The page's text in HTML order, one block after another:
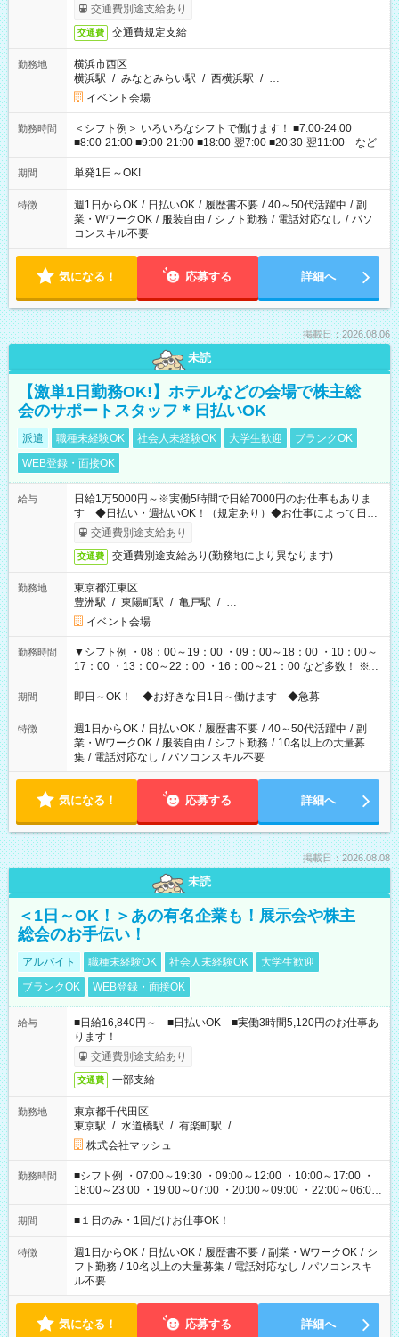
交通費別途支給あり
交通費 交通費規定支給
勤務地
横浜市西区
横浜駅 / みなとみらい駅 / 西横浜駅 / …
イベント会場
勤務時間
＜シフト例＞ いろいろなシフトで働けます！ ■7:00-24:00
■8:00-21:00 ■9:00-21:00 ■18:00-翌7:00 ■20:30-翌11:00 など
期間 単発1日～OK!
特徴 週1日からOK / 日払いOK / 履歴書不要 / 40～50代活躍中 / 副
業・WワークOK / 服装自由 / シフト勤務 / 電話対応なし / パソ
コンスキル不要
気になる！ 応募する 詳細へ
掲載日：2026.08.06
未読
【激単1日勤務OK!】ホテルなどの会場で株主総
会のサポートスタッフ＊日払いOK
派遣 職種未経験OK 社会人未経験OK 大学生歓迎
ブランクOK
WEB登録・面接OK
給与
日給1万5000円～※実働5時間で日給7000円のお仕事もありま
す ◆日払い・週払いOK！（規定あり）◆お仕事によって日給
も異なります
交通費別途支給あり
交通費 交通費別途支給あり(勤務地により異なります)
勤務地
東京都江東区
豊洲駅 / 東陽町駅 / 亀戸駅 / …
イベント会場
勤務時間
▼シフト例 ・08：00～19：00 ・09：00～18：00 ・10：00～
17：00 ・13：00～22：00 ・16：00～21：00 など多数！ ※お
仕事により勤務時間が異なります
期間 即日～OK！ ◆お好きな日1日～働けます ◆急募
特徴 週1日からOK / 日払いOK / 履歴書不要 / 40～50代活躍中 / 副
業・WワークOK / 服装自由 / シフト勤務 / 10名以上の大量募
集 / 電話対応なし / パソコンスキル不要
気になる！ 応募する 詳細へ
掲載日：2026.08.08
未読
＜1日～OK！＞あの有名企業も！展示会や株主
総会のお手伝い！
アルバイト 職種未経験OK 社会人未経験OK
大学生歓迎
ブランクOK
WEB登録・面接OK
給与
■日給16,840円～ ■日払いOK ■実働3時間5,120円のお仕事あ
ります！
交通費別途支給あり
交通費 一部支給
勤務地
東京都千代田区
東京駅 / 水道橋駅 / 有楽町駅 / …
株式会社マッシュ
勤務時間
■シフト例 ・07:00～19:30 ・09:00～12:00 ・10:00～17:00 ・
18:00～23:00 ・19:00～07:00 ・20:00～09:00 ・22:00～06:00
etc ★最短で3時間で5,120円のお仕事から 15時間で2万円近く稼
げるお仕事も！ ご希望のお時間に合わせてご紹介！ ※シフトは
ください！
期間 ■１日のみ・1回だけお仕事OK！
特徴 週1日からOK / 日払いOK / 履歴書不要 / 副業・WワークOK / シ
フト勤務 / 10名以上の大量募集 / 電話対応なし / パソコンスキ
ル不要
気になる！ 応募する 詳細へ